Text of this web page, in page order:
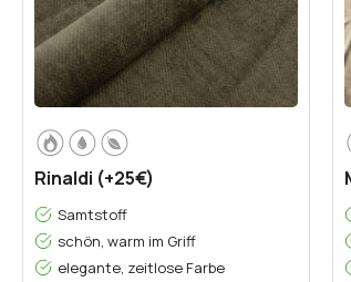
Rinaldi (+25€)
Samtstoff
schön, warm im Griff
elegante, zeitlose Farbe